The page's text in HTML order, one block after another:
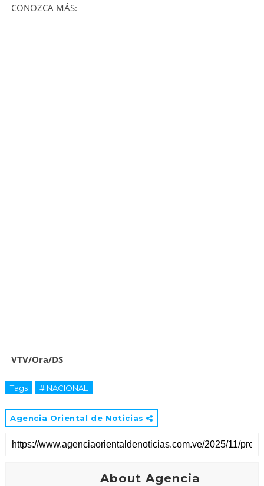
CONOZCA MÁS:
VTV/Ora/DS
Tags # NACIONAL
Agencia Oriental de Noticias
About Agencia